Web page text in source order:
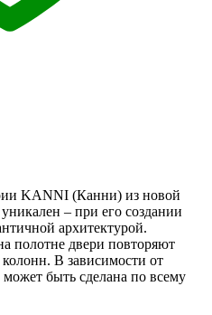
KANNI (Канни) из новой
– при его создании
архитектурой.
полотне двери повторяют
В зависимости от
может быть сделана по всему